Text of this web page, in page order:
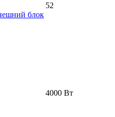
52
блок
4000 Вт